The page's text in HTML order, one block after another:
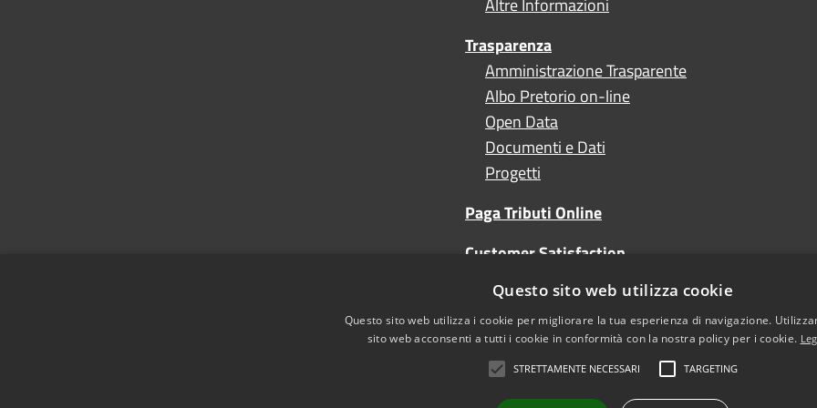
Altre Informazioni
Trasparenza
Amministrazione Trasparente
Albo Pretorio on-line
Open Data
Documenti e Dati
Progetti
Paga Tributi Online
Customer Satisfaction
Turismo
Questo sito web utilizza cookie
Questo sito web utilizza i cookie per migliorare la tua esperienza di navigazione.
sito web acconsenti a tutti i cookie in conformità con la nostra policy per i cookie.
STRETTAMENTE NECESSARI TARGETING